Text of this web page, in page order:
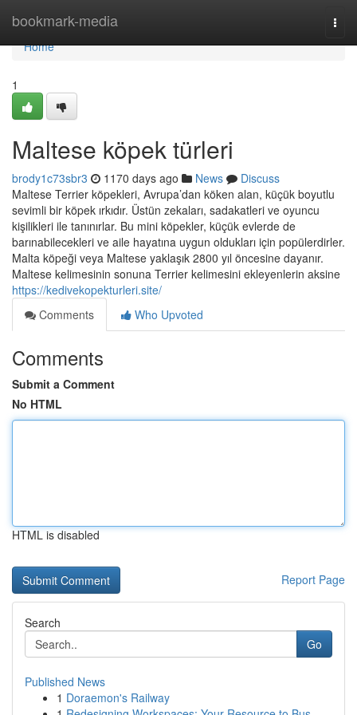
bookmark-media
Home
Home
1
Maltese köpek türleri
brody1c73sbr3 1170 days ago News
Discuss
Maltese Terrier köpekleri, Avrupa’dan köken alan, küçük boyutlu
sevimli bir köpek ırkıdır. Üstün zekaları, sadakatleri ve oyuncu
kişilikleri ile tanınırlar. Bu mini köpekler, küçük evlerde de
barınabilecekleri ve aile hayatına uygun oldukları için popülerdirler.
Malta köpeği veya Maltese yaklaşık 2800 yıl öncesine dayanır.
Maltese kelimesinin sonuna Terrier kelimesini ekleyenlerin aksine
https://kedivekopekturleri.site/
Comments
Who Upvoted
Comments
Submit a Comment
No HTML
HTML is disabled
Report Page
Search
Go
Published News
1 Doraemon's Railway